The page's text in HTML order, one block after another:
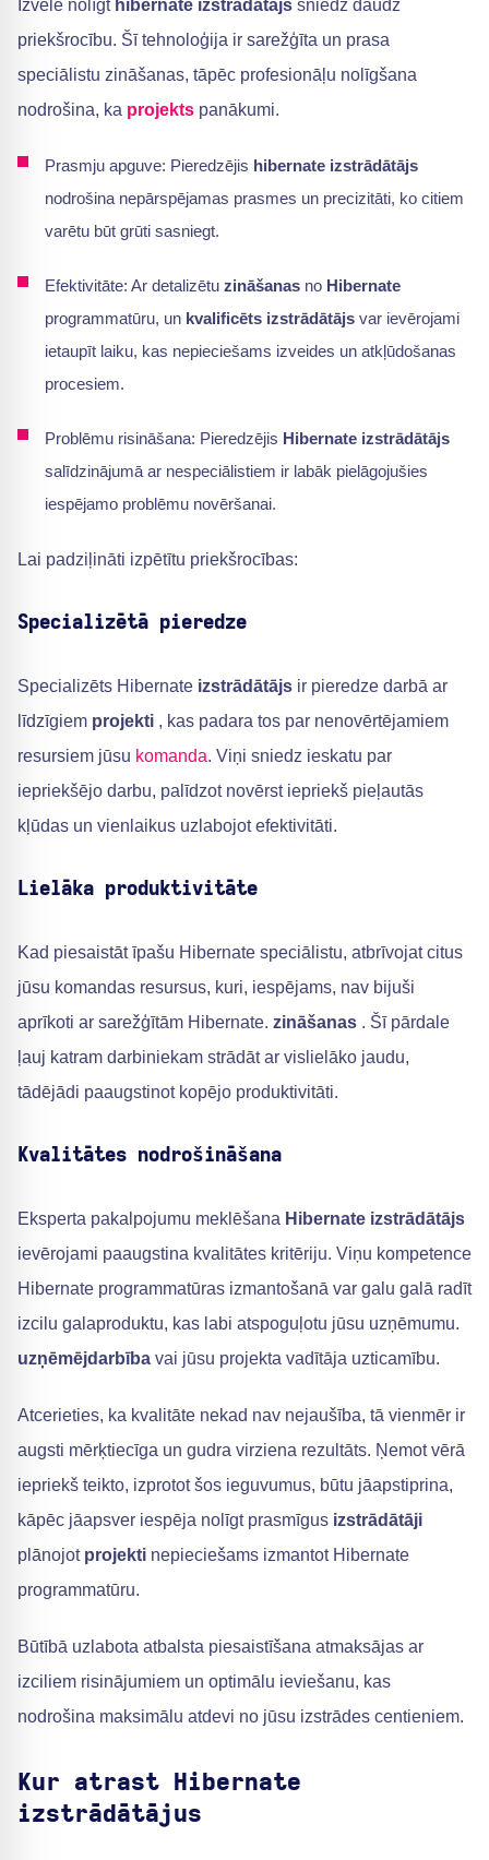
Izvēle nolīgt hibernate izstrādātājs sniedz daudz
priekšrocību. Šī tehnoloģija ir sarežģīta un prasa
speciālistu zināšanas, tāpēc profesionāļu nolīgšana
nodrošina, ka projekts panākumi.
Prasmju apguve: Pieredzējis hibernate izstrādātājs
nodrošina nepārspējamas prasmes un precizitāti, ko citiem
varētu būt grūti sasniegt.
Efektivitāte: Ar detalizētu zināšanas no Hibernate
programmatūru, un kvalificēts izstrādātājs var ievērojami
ietaupīt laiku, kas nepieciešams izveides un atkļūdošanas
procesiem.
Problēmu risināšana: Pieredzējis Hibernate izstrādātājs
salīdzinājumā ar nespeciālistiem ir labāk pielāgojušies
iespējamo problēmu novēršanai.
Lai padziļināti izpētītu priekšrocības:
Specializētā pieredze
Specializēts Hibernate izstrādātājs ir pieredze darbā ar
līdzīgiem projekti , kas padara tos par nenovērtējamiem
resursiem jūsu komanda. Viņi sniedz ieskatu par
iepriekšējo darbu, palīdzot novērst iepriekš pieļautās
kļūdas un vienlaikus uzlabojot efektivitāti.
Lielāka produktivitāte
Kad piesaistāt īpašu Hibernate speciālistu, atbrīvojat citus
jūsu komandas resursus, kuri, iespējams, nav bijuši
aprīkoti ar sarežģītām Hibernate. zināšanas . Šī pārdale
ļauj katram darbiniekam strādāt ar vislielāko jaudu,
tādējādi paaugstinot kopējo produktivitāti.
Kvalitātes nodrošināšana
Eksperta pakalpojumu meklēšana Hibernate izstrādātājs
ievērojami paaugstina kvalitātes kritēriju. Viņu kompetence
Hibernate programmatūras izmantošanā var galu galā radīt
izcilu galaproduktu, kas labi atspoguļotu jūsu uzņēmumu.
uzņēmējdarbība vai jūsu projekta vadītāja uzticamību.
Atcerieties, ka kvalitāte nekad nav nejaušība, tā vienmēr ir
augsti mērķtiecīga un gudra virziena rezultāts. Ņemot vērā
iepriekš teikto, izprotot šos ieguvumus, būtu jāapstiprina,
kāpēc jāapsver iespēja nolīgt prasmīgus izstrādātāji
plānojot projekti nepieciešams izmantot Hibernate
programmatūru.
Būtībā uzlabota atbalsta piesaistīšana atmaksājas ar
izciliem risinājumiem un optimālu ieviešanu, kas
nodrošina maksimālu atdevi no jūsu izstrādes centieniem.
Kur atrast Hibernate
izstrādātājus